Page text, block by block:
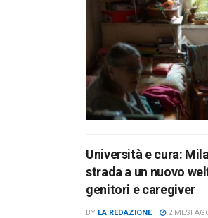
Università e cura:
strada a un nuovo
genitori e caregiver
BY LA REDAZIONE 2 MESI